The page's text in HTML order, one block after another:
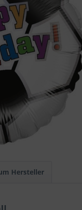
Hersteller